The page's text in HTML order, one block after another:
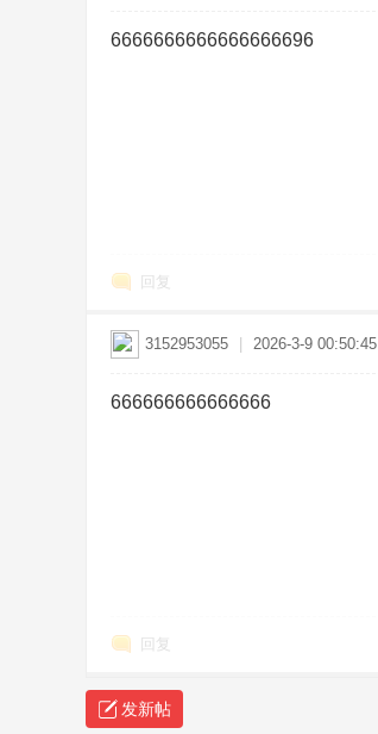
6666666666666666696
回复
3152953055 2026-3-9 00:50:45
666666666666666
回复
发新帖